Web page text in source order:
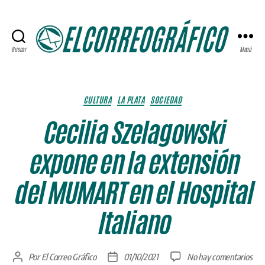
Buscar Menú
Categorías
CULTURA LA PLATA SOCIEDAD
Cecilia Szelagowski
expone en la extensión
del MUMART en el Hospital
Italiano
AutorPorEl Correo Gráfico
Fecha01/10/2021 No hay comentariosen